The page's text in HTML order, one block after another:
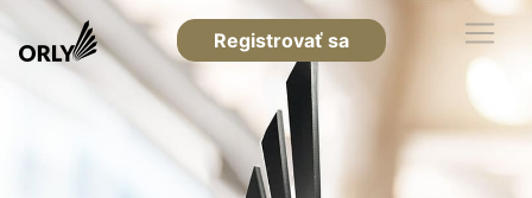
Registrovať sa